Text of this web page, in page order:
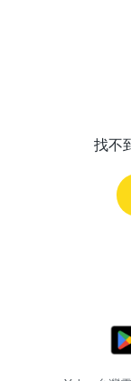
找不